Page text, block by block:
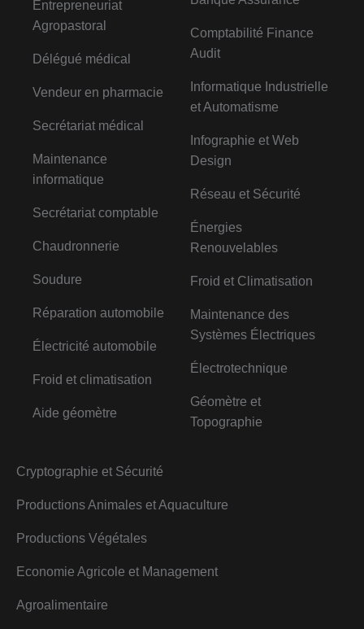
Entrepreneuriat
Agropastoral
Délégué médical
Vendeur en pharmacie
Secrétariat médical
Maintenance
informatique
Secrétariat comptable
Chaudronnerie
Soudure
Réparation automobile
Électricité automobile
Froid et climatisation
Aide géomètre
Comptabilité Finance
Audit
Informatique Industrielle
et Automatisme
Infographie et Web
Design
Réseau et Sécurité
Énergies
Renouvelables
Froid et Climatisation
Maintenance des
Systèmes Électriques
Électrotechnique
Géomètre et
Topographie
Cryptographie et Sécurité
Productions Animales et Aquaculture
Productions Végétales
Economie Agricole et Management
Agroalimentaire